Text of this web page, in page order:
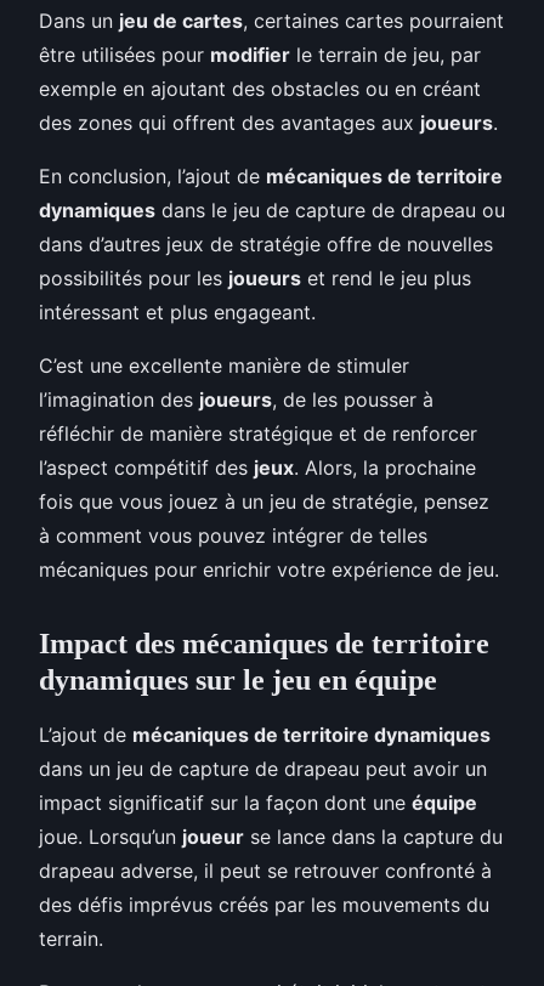
Dans un jeu de cartes, certaines cartes pourraient
être utilisées pour modifier le terrain de jeu, par
exemple en ajoutant des obstacles ou en créant
des zones qui offrent des avantages aux joueurs.
En conclusion, l’ajout de mécaniques de territoire
dynamiques dans le jeu de capture de drapeau ou
dans d’autres jeux de stratégie offre de nouvelles
possibilités pour les joueurs et rend le jeu plus
intéressant et plus engageant.
C’est une excellente manière de stimuler
l’imagination des joueurs, de les pousser à
réfléchir de manière stratégique et de renforcer
l’aspect compétitif des jeux. Alors, la prochaine
fois que vous jouez à un jeu de stratégie, pensez
à comment vous pouvez intégrer de telles
mécaniques pour enrichir votre expérience de jeu.
Impact des mécaniques de territoire
dynamiques sur le jeu en équipe
L’ajout de mécaniques de territoire dynamiques
dans un jeu de capture de drapeau peut avoir un
impact significatif sur la façon dont une équipe
joue. Lorsqu’un joueur se lance dans la capture du
drapeau adverse, il peut se retrouver confronté à
des défis imprévus créés par les mouvements du
terrain.